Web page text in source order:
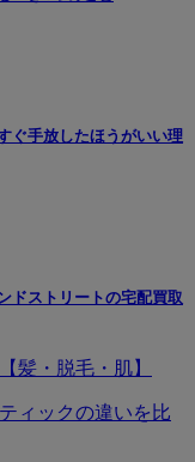
ぐ手放したほうがいい理
ドストリートの宅配買取
髪・脱毛・肌】
ィックの違いを比